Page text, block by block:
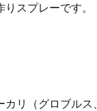
スプレーです。
リ（グロブル